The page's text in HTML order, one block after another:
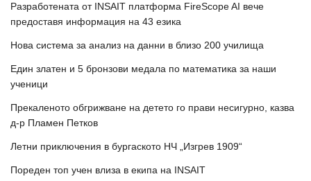
Разработената от INSAIT платформа FireScope AI вече
предоставя информация на 43 езика
Нова система за анализ на данни в близо 200 училища
Един златен и 5 бронзови медала по математика за наши
ученици
Прекаленото обгрижване на детето го прави несигурно, казва
д-р Пламен Петков
Летни приключения в бургаското НЧ „Изгрев 1909“
Пореден топ учен влиза в екипа на INSAIT